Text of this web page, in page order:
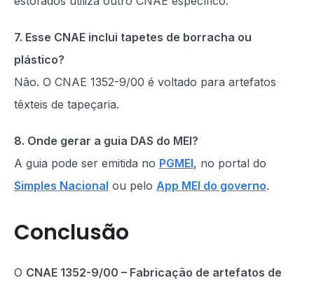
7. Esse CNAE inclui tapetes de borracha ou
plástico?
Não. O CNAE 1352-9/00 é voltado para artefatos
têxteis de tapeçaria.
8. Onde gerar a guia DAS do MEI?
A guia pode ser emitida no PGMEI, no portal do
Simples Nacional ou pelo App MEI do governo.
Conclusão
O CNAE 1352-9/00 – Fabricação de artefatos de